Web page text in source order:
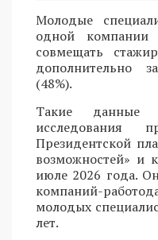
Молодые
одной
совмещать
дополнительно
(48%).
Такие данные
исследования
Президентской
возможностей» и
июле 2026 года.
компаний-
молодых
лет.